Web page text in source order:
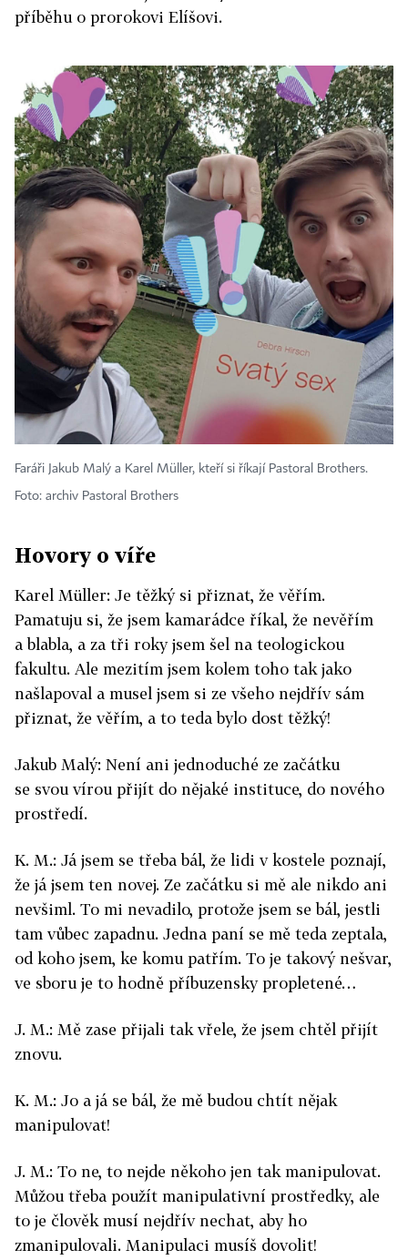
příběhu o prorokovi Elíšovi.
Faráři Jakub Malý a Karel Müller, kteří si říkají Pastoral Brothers.
Foto: archiv Pastoral Brothers
Hovory o víře
Karel Müller: Je těžký si přiznat, že věřím.
Pamatuju si, že jsem kamarádce říkal, že nevěřím
a blabla, a za tři roky jsem šel na teologickou
fakultu. Ale mezitím jsem kolem toho tak jako
našlapoval a musel jsem si ze všeho nejdřív sám
přiznat, že věřím, a to teda bylo dost těžký!
Jakub Malý: Není ani jednoduché ze začátku
se svou vírou přijít do nějaké instituce, do nového
prostředí.
K. M.: Já jsem se třeba bál, že lidi v kostele poznají,
že já jsem ten novej. Ze začátku si mě ale nikdo ani
nevšiml. To mi nevadilo, protože jsem se bál, jestli
tam vůbec zapadnu. Jedna paní se mě teda zeptala,
od koho jsem, ke komu patřím. To je takový nešvar,
ve sboru je to hodně příbuzensky propletené…
J. M.: Mě zase přijali tak vřele, že jsem chtěl přijít
znovu.
K. M.: Jo a já se bál, že mě budou chtít nějak
manipulovat!
J. M.: To ne, to nejde někoho jen tak manipulovat.
Můžou třeba použít manipulativní prostředky, ale
to je člověk musí nejdřív nechat, aby ho
zmanipulovali. Manipulaci musíš dovolit!